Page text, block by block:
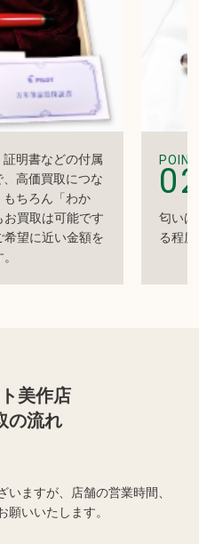
明書などの付属
高価買取につな
ちろん「わか
買取は可能です
望に近い金額を
POINT
匂い
る程
美作店
の流れ
いますが、店舗の営業時間、
願いいたします。